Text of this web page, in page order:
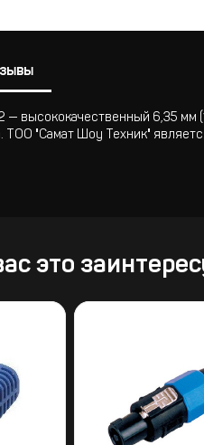
— высококачественный 6,35
ТОО "Самат Шоу Техник"
это